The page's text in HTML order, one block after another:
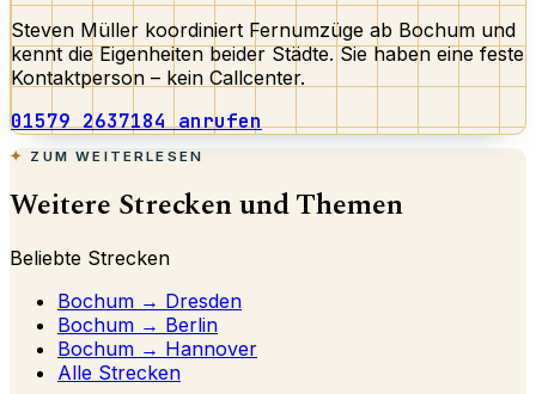
Steven Müller koordiniert Fernumzüge ab Bochum und
kennt die Eigenheiten beider Städte. Sie haben eine feste
Kontaktperson – kein Callcenter.
01579 2637184 anrufen
ZUM WEITERLESEN
Weitere Strecken und Themen
Beliebte Strecken
Bochum → Dresden
Bochum → Berlin
Bochum → Hannover
Alle Strecken